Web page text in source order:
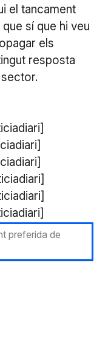
el tancament
sí que hi veu
els
resposta
preferida de